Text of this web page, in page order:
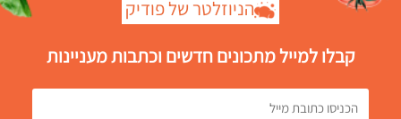
הניוזלטר של פודיק
קבלו למייל מתכונים חדשים וכתבות מעניינות